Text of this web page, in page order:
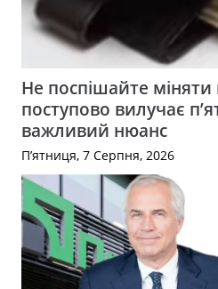
Не поспішайте
поступово вилучає
важливий нюанс
П’ятниця, 7 Серпня, 2026